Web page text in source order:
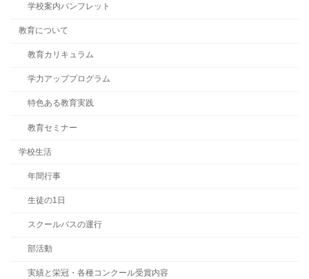
学校案内パンフレット
教育について
教育カリキュラム
学力アッププログラム
特色ある教育実践
教育セミナー
学校生活
年間行事
生徒の1日
スクールバスの運行
部活動
実績と栄冠・各種コンクール受賞内容